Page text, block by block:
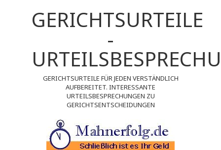
GERICHTSURTEILE
-
GERICHTSURTEILE FÜR JEDEN VERSTÄNDLICH
AUFBEREITET. INTERESSANTE
URTEILSBESPRECHUNGEN ZU
GERICHTSENTSCHEIDUNGEN